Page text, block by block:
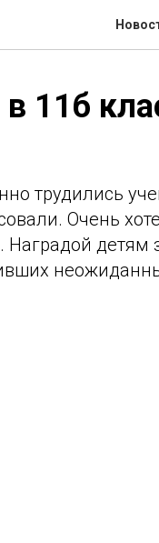
11б
трудились
Очень
детям